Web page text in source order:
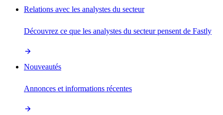
Relations avec les analystes du secteur
Découvrez ce que les analystes du secteur pensent de Fastly
Nouveautés
Annonces et informations récentes